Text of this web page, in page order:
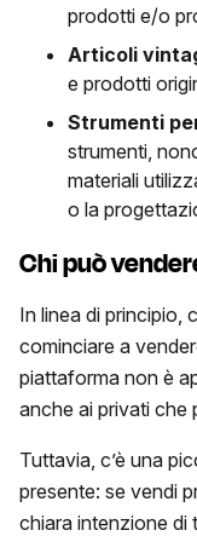
prodotti e/o
Articoli
e prodotti
Strumenti
strumenti,
materiali
o la
Chi può
In linea di principio,
cominciare a
piattaforma non è
anche ai privati che
Tuttavia, c’è una
presente: se vendi
chiara intenzione di